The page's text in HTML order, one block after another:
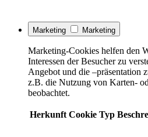
Marketing Marketing
Marketing-Cookies helfen den
Interessen der Besucher zu
Angebot und die –präsentation
z.B. die Nutzung von Karten-
beobachtet.
Herkunft Cookie Typ